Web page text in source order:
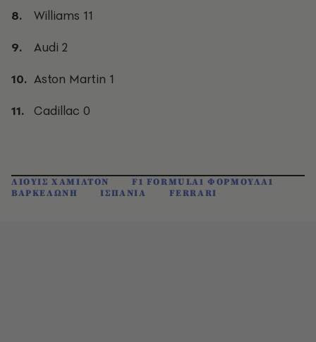
Williams 11
Audi 2
Aston Martin 1
Cadillac 0
ΛΙΟΥΙΣ ΧΑΜΙΛΤΟΝ
F1 FORMULA1 ΦΟΡΜΟΥΛΑ1
ΒΑΡΚΕΛΩΝΗ
ΙΣΠΑΝΙΑ FERRARI